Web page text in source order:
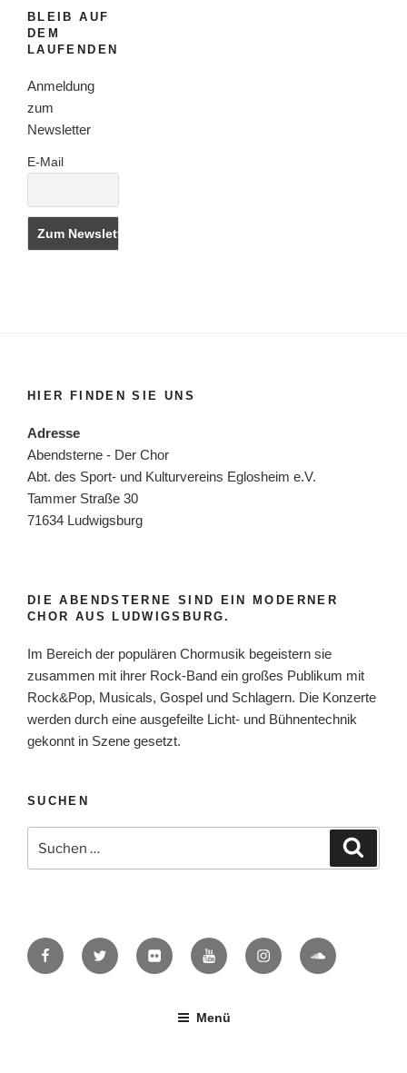
BLEIB AUF
DEM
LAUFENDEN
Anmeldung
zum
Newsletter
E-Mail
HIER FINDEN SIE UNS
Adresse
Abendsterne - Der Chor
Abt. des Sport- und Kulturvereins Eglosheim e.V.
Tammer Straße 30
71634 Ludwigsburg
DIE ABENDSTERNE SIND EIN MODERNER
CHOR AUS LUDWIGSBURG.
Im Bereich der populären Chormusik begeistern sie
zusammen mit ihrer Rock-Band ein großes Publikum mit
Rock&Pop, Musicals, Gospel und Schlagern. Die Konzerte
werden durch eine ausgefeilte Licht- und Bühnentechnik
gekonnt in Szene gesetzt.
SUCHEN
nach:
FacebookTwitter Flickr YouTubeInstagram SoundCloud
Menü